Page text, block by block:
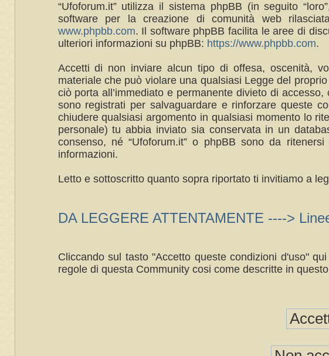
“Ufoforum.it” utilizza il sistema phpBB (in seguito
software per la creazione di comunità web
www.phpbb.com. Il software phpBB facilita le aree di
ulteriori informazioni su phpBB: https://www.phpbb.com.
Accetti di non inviare alcun tipo di offesa, oscenità,
materiale che può violare una qualsiasi Legge del
ciò porta all’immediato e permanente divieto di
sono registrati per salvaguardare e rinforzare queste
chiudere qualsiasi argomento in qualsiasi momento lo
personale) tu abbia inviato sia conservata in un
consenso, né “Ufoforum.it” o phpBB sono da
informazioni.
Letto e sottoscritto quanto sopra riportato ti invitiamo a
DA LEGGERE ATTENTAMENTE ---->
Cliccando sul tasto "Accetto queste condizioni d'uso"
regole di questa Community cosi come descritte in